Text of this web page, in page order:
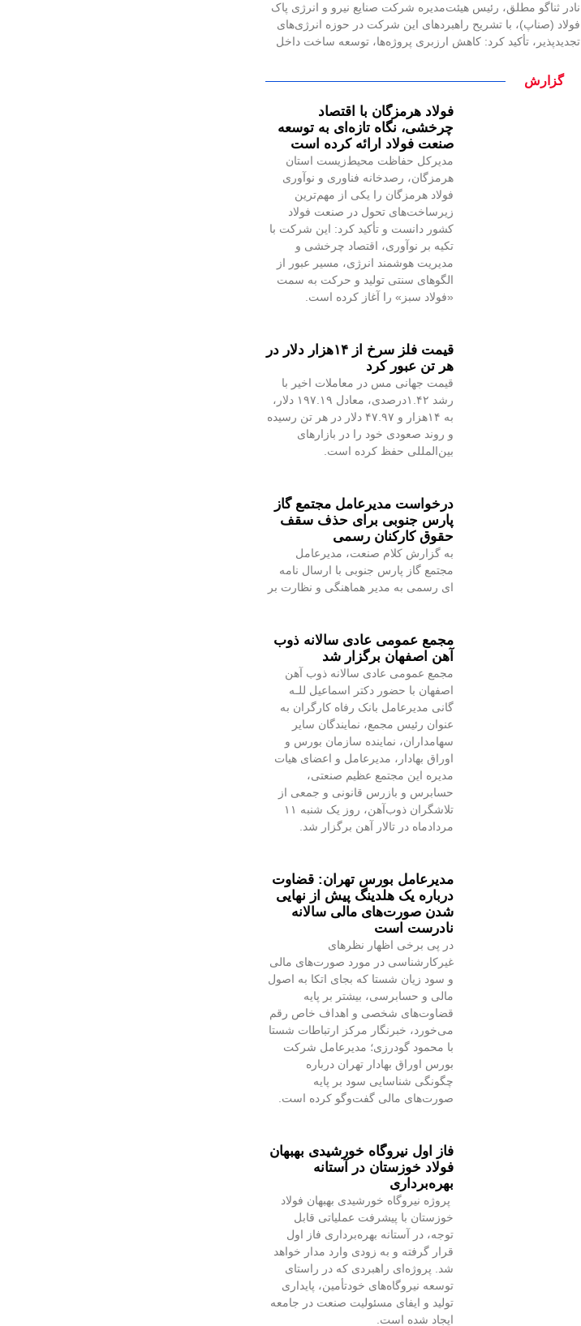
نادر ثناگو مطلق، رئیس هیئت‌مدیره شرکت صنایع نیرو و انرژی پاک
فولاد (صناپ)، با تشریح راهبردهای این شرکت در حوزه انرژی‌های
تجدیدپذیر، تأکید کرد: کاهش ارزبری پروژه‌ها، توسعه ساخت داخل
گزارش
فولاد هرمزگان با اقتصاد
چرخشی، نگاه تازه‌ای به توسعه
صنعت فولاد ارائه کرده است
مدیرکل حفاظت محیط‌زیست استان
هرمزگان، رصدخانه فناوری و نوآوری
فولاد هرمزگان را یکی از مهم‌ترین
زیرساخت‌های تحول در صنعت فولاد
کشور دانست و تأکید کرد: این شرکت با
تکیه بر نوآوری، اقتصاد چرخشی و
مدیریت هوشمند انرژی، مسیر عبور از
الگوهای سنتی تولید و حرکت به سمت
«فولاد سبز» را آغاز کرده است.
قیمت فلز سرخ از ۱۴هزار دلار در
هر تن عبور کرد
قیمت جهانی مس در معاملات اخیر با
رشد ۱.۴۲درصدی، معادل ۱۹۷.۱۹ دلار،
به ۱۴هزار و ۴۷.۹۷ دلار در هر تن رسیده
و روند صعودی خود را در بازارهای
بین‌المللی حفظ کرده است.
درخواست مدیرعامل مجتمع گاز
پارس جنوبی برای حذف سقف
حقوق کارکنان رسمی
به گزارش کلام صنعت، مدیرعامل
مجتمع گاز پارس جنوبی با ارسال نامه
ای رسمی به مدیر هماهنگی و نظارت بر
مجمع عمومی عادی سالانه ذوب
آهن اصفهان برگزار شد
مجمع عمومی عادی سالانه ذوب آهن
اصفهان با حضور دکتر اسماعیل للـه
گانی مدیرعامل بانک رفاه کارگران به
عنوان رئیس مجمع، نمایندگان سایر
سهامداران، نماینده سازمان بورس و
اوراق بهادار، مدیرعامل و اعضای هیات
مدیره این مجتمع عظیم صنعتی،
حسابرس و بازرس قانونی و جمعی از
تلاشگران ذوب‌آهن، روز یک شنبه ۱۱
مردادماه در تالار آهن برگزار شد.
مدیرعامل بورس تهران: قضاوت
درباره یک هلدینگ پیش از نهایی
شدن صورت‌های مالی سالانه
نادرست است
در پی برخی اظهار نظرهای
غیرکارشناسی در مورد صورت‌های مالی
و سود زیان شستا که بجای اتکا به اصول
مالی و حسابرسی، بیشتر بر پایه
قضاوت‌‌های شخصی و اهداف خاص رقم
می‌خورد، خبرنگار مرکز ارتباطات شستا
با محمود گودرزی؛ مدیرعامل شرکت
بورس اوراق بهادار تهران درباره
چگونگی شناسایی سود بر پایه
صورت‌های مالی گفت‌وگو کرده است.
فاز اول نیروگاه خورشیدی بهبهان
فولاد خوزستان در آستانه
بهره‌برداری
پروژه نیروگاه خورشیدی بهبهان فولاد
خوزستان با پیشرفت عملیاتی قابل‌
توجه، در آستانه بهره‌برداری فاز اول
قرار گرفته و به‌ زودی وارد مدار خواهد
شد. پروژه‌ای راهبردی که در راستای
توسعه نیروگاه‌های خودتأمین، پایداری
تولید و ایفای مسئولیت صنعت در جامعه
ایجاد شده است.